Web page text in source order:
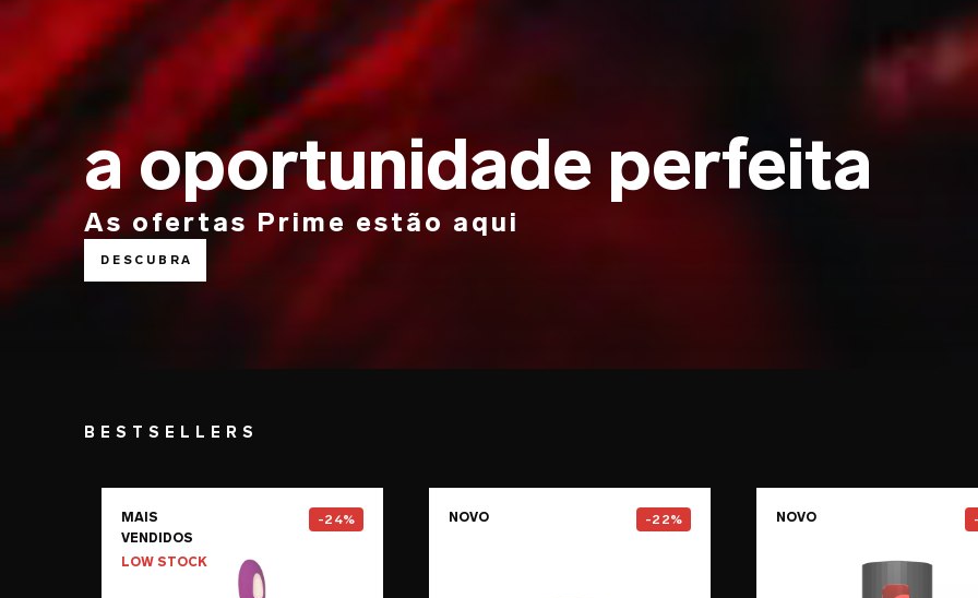
a oportunidade perfeita
As ofertas Prime estão aqui
DESCUBRA
BESTSELLERS
MAIS
VENDIDOS
LOW STOCK
-24% NOVO -22% NOVO